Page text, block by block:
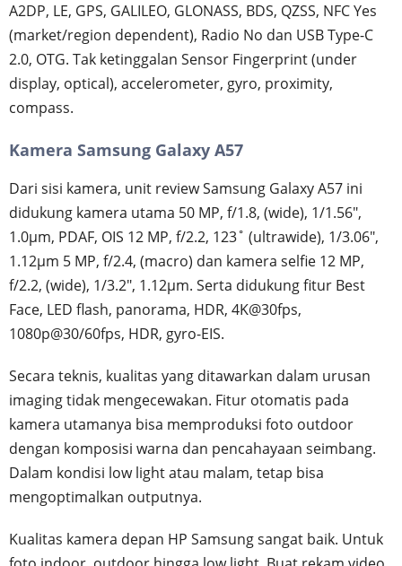
A2DP, LE, GPS, GALILEO, GLONASS, BDS, QZSS, NFC Yes
(market/region dependent), Radio No dan USB Type-C
2.0, OTG. Tak ketinggalan Sensor Fingerprint (under
display, optical), accelerometer, gyro, proximity,
compass.
Kamera Samsung Galaxy A57
Dari sisi kamera, unit review Samsung Galaxy A57 ini
didukung kamera utama 50 MP, f/1.8, (wide), 1/1.56",
1.0µm, PDAF, OIS 12 MP, f/2.2, 123˚ (ultrawide), 1/3.06",
1.12µm 5 MP, f/2.4, (macro) dan kamera selfie 12 MP,
f/2.2, (wide), 1/3.2", 1.12µm. Serta didukung fitur Best
Face, LED flash, panorama, HDR, 4K@30fps,
1080p@30/60fps, HDR, gyro-EIS.
Secara teknis, kualitas yang ditawarkan dalam urusan
imaging tidak mengecewakan. Fitur otomatis pada
kamera utamanya bisa memproduksi foto outdoor
dengan komposisi warna dan pencahayaan seimbang.
Dalam kondisi low light atau malam, tetap bisa
mengoptimalkan outputnya.
Kualitas kamera depan HP Samsung sangat baik. Untuk